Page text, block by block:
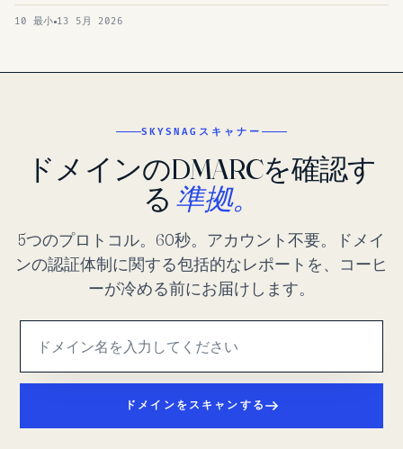
10 最小 13 5月 2026
SKYSNAGスキャナー
ドメインのDMARCを確認す
る 準拠。
5つのプロトコル。60秒。アカウント不要。ドメイ
ンの認証体制に関する包括的なレポートを、コーヒ
ーが冷める前にお届けします。
ドメインをスキャンする